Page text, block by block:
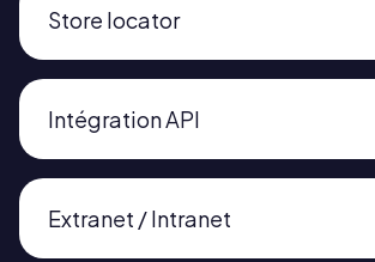
Store locator
Intégration API
Extranet / Intranet